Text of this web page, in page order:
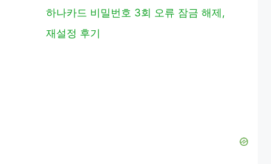
하나카드 비밀번호 3회 오류 잠금 해제,
재설정 후기